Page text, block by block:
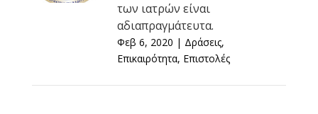
των ιατρών είναι
αδιαπραγμάτευτα.
Φεβ 6, 2020 | Δράσεις,
Επικαιρότητα, Επιστολές